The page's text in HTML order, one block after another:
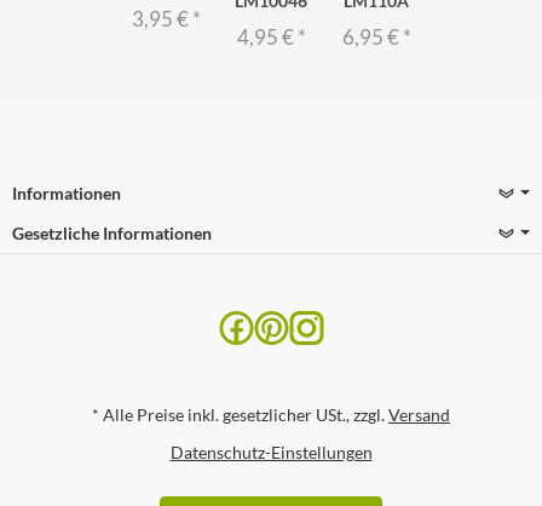
3,95 €*
4,95 €* 6,95 €*
Informationen
Gesetzliche Informationen
* Alle Preise inkl. gesetzlicher USt., zzgl.Versand
Datenschutz-Einstellungen